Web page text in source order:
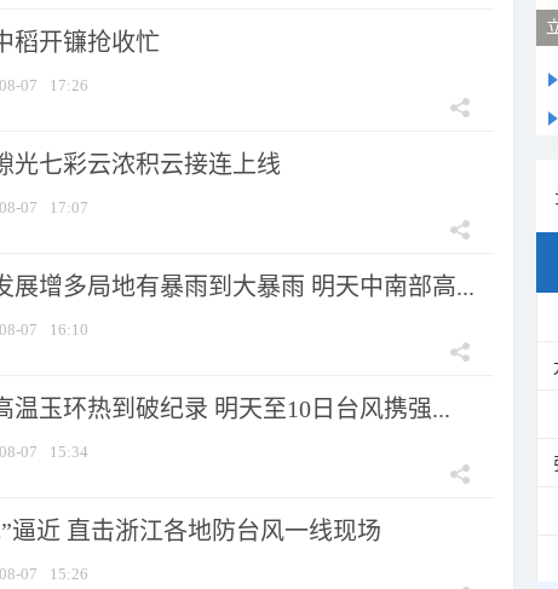
稻开镰抢收忙
07 17:26
光七彩云浓积云接连上线
07 17:07
展增多局地有暴雨到大暴雨 明天中南部高...
07 16:10
温玉环热到破纪录 明天至10日台风携强...
07 15:34
逼近 直击浙江各地防台风一线现场
07 15:26